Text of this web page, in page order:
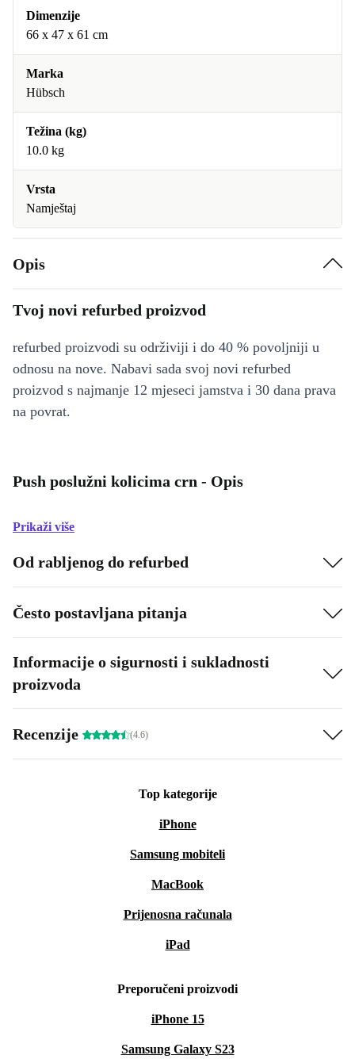
Dimenzije
66 x 47 x 61 cm
Marka
Hübsch
Težina (kg)
10.0 kg
Vrsta
Namještaj
Opis
Tvoj novi refurbed proizvod
refurbed proizvodi su održiviji i do 40 % povoljniji u
odnosu na nove. Nabavi sada svoj novi refurbed
proizvod s najmanje 12 mjeseci jamstva i 30 dana prava
na povrat.
Push poslužni kolicima crn - Opis
Prikaži više
Od rabljenog do refurbed
Često postavljana pitanja
Informacije o sigurnosti i sukladnosti
proizvoda
Recenzije (4.6)
Top kategorije
iPhone
Samsung mobiteli
MacBook
Prijenosna računala
iPad
Preporučeni proizvodi
iPhone 15
Samsung Galaxy S23